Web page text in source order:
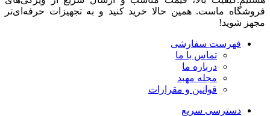
فروشگاه ماست. همین حالا خرید کنید و به تجهیزات حرفه‌ای‌تر
مجهز شوید!
فهرست سفارشی
تماس با ما
درباره ما
مجله مهبد
قوانین و مقرارات
دسترسی سریع